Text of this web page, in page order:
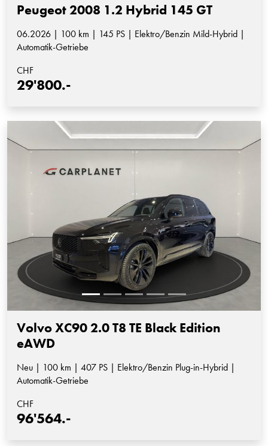
Peugeot 2008 1.2 Hybrid 145 GT
06.2026 | 100 km | 145 PS | Elektro/Benzin Mild-Hybrid |
Automatik-Getriebe
CHF
29'800.-
Volvo XC90 2.0 T8 TE Black Edition
eAWD
Neu | 100 km | 407 PS | Elektro/Benzin Plug-in-Hybrid |
Automatik-Getriebe
CHF
96'564.-